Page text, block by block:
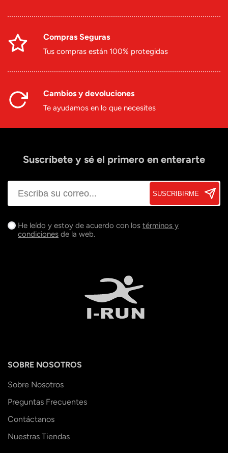
Compras Seguras
Tus compras están 100% protegidas
Cambios y devoluciones
Te ayudamos en lo que necesites
Suscríbete y sé el primero en enterarte
SUSCRIBIRME
He leído y estoy de acuerdo con los términos y
condiciones de la web.
SOBRE NOSOTROS
Sobre Nosotros
Preguntas Frecuentes
Contáctanos
Nuestras Tiendas